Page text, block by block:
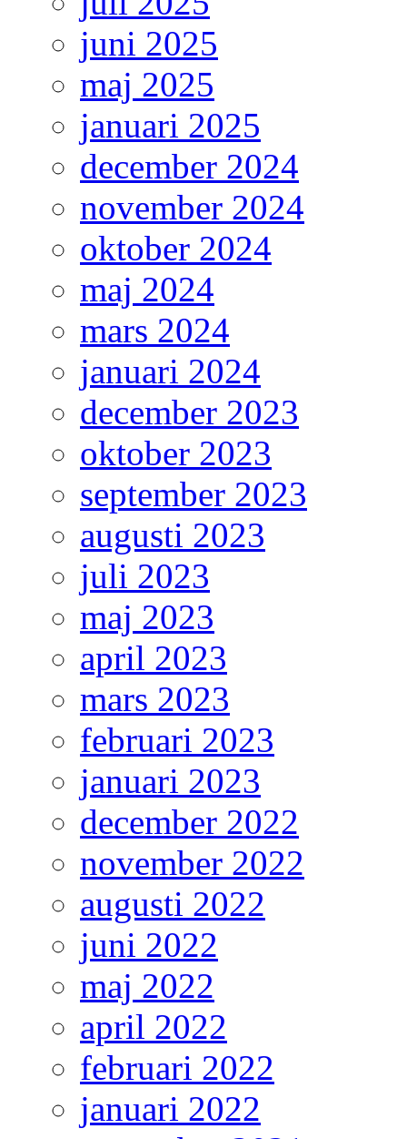
juni 2025
maj 2025
januari 2025
december 2024
november 2024
oktober 2024
maj 2024
mars 2024
januari 2024
december 2023
oktober 2023
september 2023
augusti 2023
juli 2023
maj 2023
april 2023
mars 2023
februari 2023
januari 2023
december 2022
november 2022
augusti 2022
juni 2022
maj 2022
april 2022
februari 2022
januari 2022